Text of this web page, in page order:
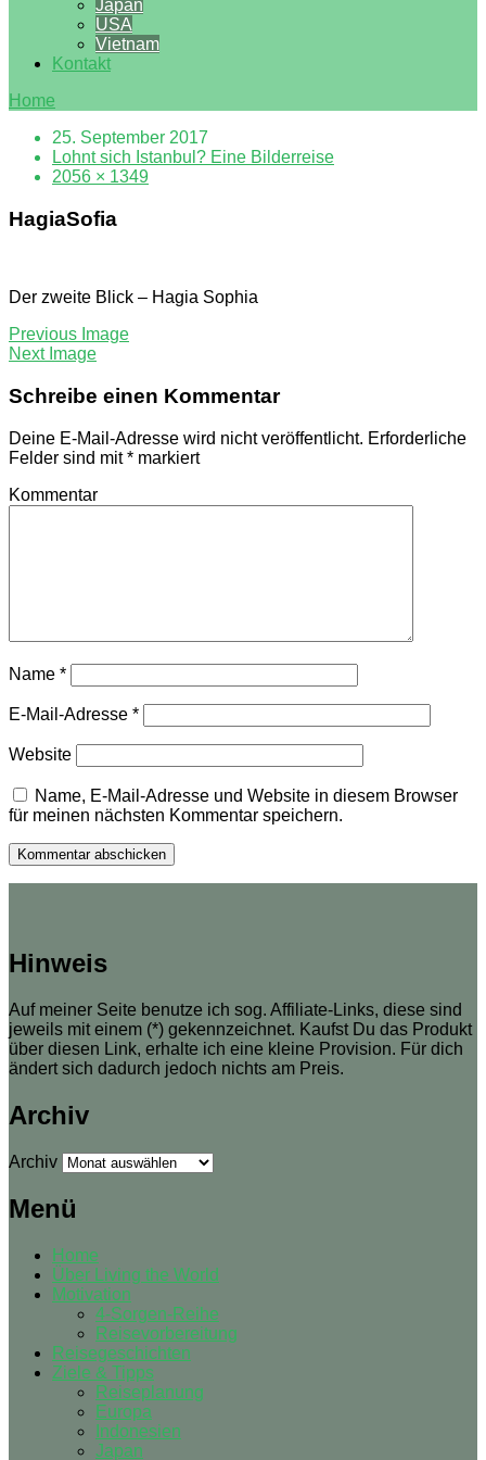
Japan
USA
Vietnam
Kontakt
Home
25. September 2017
Lohnt sich Istanbul? Eine Bilderreise
2056 × 1349
HagiaSofia
Der zweite Blick – Hagia Sophia
Previous Image
Next Image
Schreibe einen Kommentar
Deine E-Mail-Adresse wird nicht veröffentlicht. Erforderliche
Felder sind mit* markiert
Kommentar
Name *
E-Mail-Adresse *
Website
Name, E-Mail-Adresse und Website in diesem Browser
für meinen nächsten Kommentar speichern.
Hinweis
Auf meiner Seite benutze ich sog. Affiliate-Links, diese sind
jeweils mit einem (*) gekennzeichnet. Kaufst Du das Produkt
über diesen Link, erhalte ich eine kleine Provision. Für dich
ändert sich dadurch jedoch nichts am Preis.
Archiv
Archiv
Menü
Home
Über Living the World
Motivation
4-Sorgen-Reihe
Reisevorbereitung
Reisegeschichten
Ziele & Tipps
Reiseplanung
Europa
Indonesien
Japan